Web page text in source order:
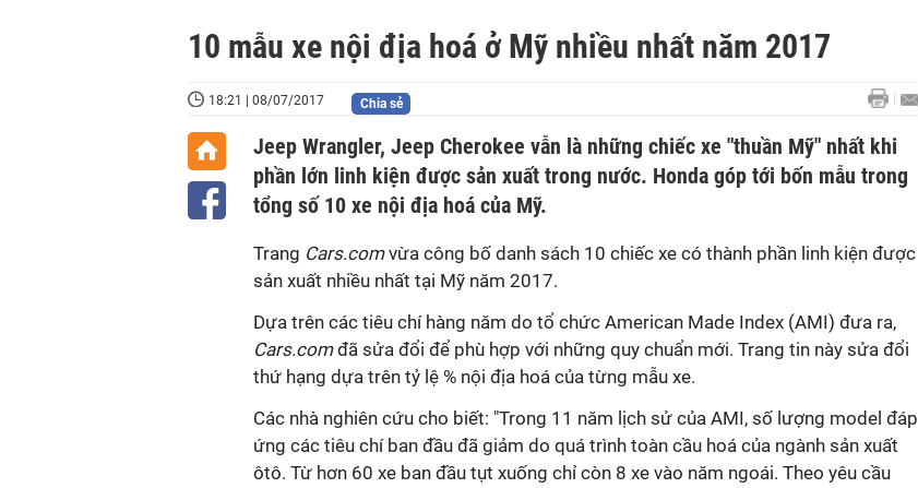
10 mẫu xe nội địa hoá ở Mỹ nhiều nhất năm 2017
18:21 | 08/07/2017 Chia sẻ
Jeep Wrangler, Jeep Cherokee vẫn là những chiếc xe "thuần Mỹ" nhất khi
phần lớn linh kiện được sản xuất trong nước. Honda góp tới bốn mẫu trong
tổng số 10 xe nội địa hoá của Mỹ.
Trang Cars.comvừa công bố danh sách 10 chiếc xe có thành phần linh kiện được
sản xuất nhiều nhất tại Mỹ năm 2017.
Dựa trên các tiêu chí hàng năm do tổ chức American Made Index (AMI) đưa ra,
Cars.comđã sửa đổi để phù hợp với những quy chuẩn mới. Trang tin này sửa đổi
thứ hạng dựa trên tỷ lệ % nội địa hoá của từng mẫu xe.
Các nhà nghiên cứu cho biết: "Trong 11 năm lịch sử của AMI, số lượng model đáp
ứng các tiêu chí ban đầu đã giảm do quá trình toàn cầu hoá của ngành sản xuất
ôtô. Từ hơn 60 xe ban đầu tụt xuống chỉ còn 8 xe vào năm ngoái. Theo yêu cầu